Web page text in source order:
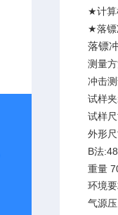
★计
★落
落镖
测量
冲击
试样
试样
外形
B法
重量
环境
气源